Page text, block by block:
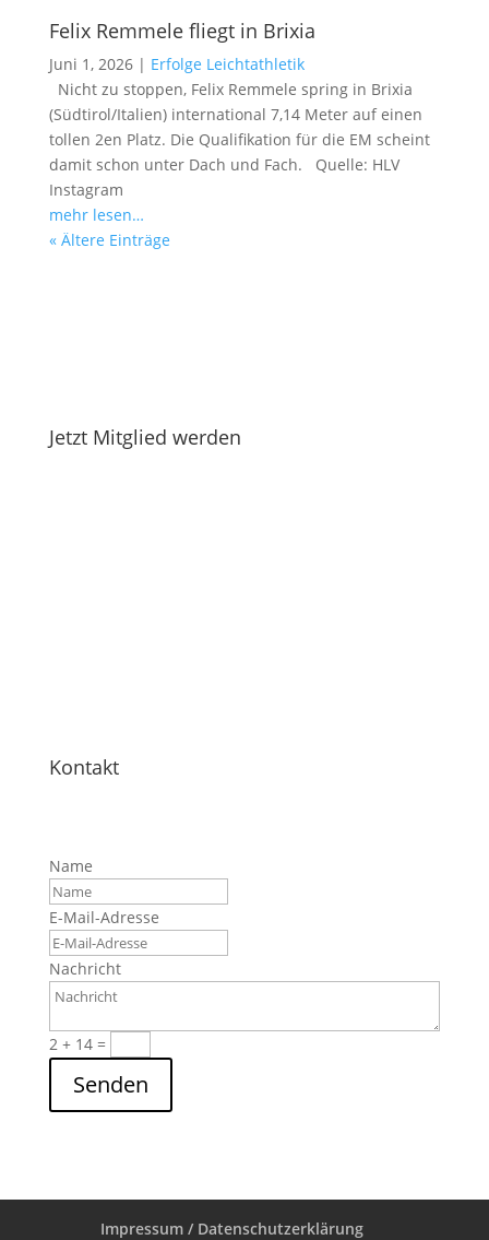
Felix Remmele fliegt in Brixia
Juni 1, 2026| Erfolge Leichtathletik
Nicht zu stoppen, Felix Remmele spring in Brixia
(Südtirol/Italien) international 7,14 Meter auf einen
tollen 2en Platz. Die Qualifikation für die EM scheint
damit schon unter Dach und Fach. Quelle: HLV
Instagram
mehr lesen…
« Ältere Einträge
Jetzt Mitglied werden
Kontakt
Name
E-Mail-Adresse
Nachricht
2 + 14=
Senden
Impressum / Datenschutzerklärung